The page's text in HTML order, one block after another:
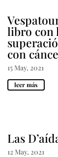
libro con
con
15 May, 2021
leer más
Las
12 May, 2021